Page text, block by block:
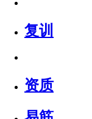
复训
资质